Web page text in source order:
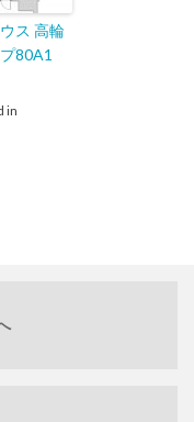
ス 高輪
80A1
in